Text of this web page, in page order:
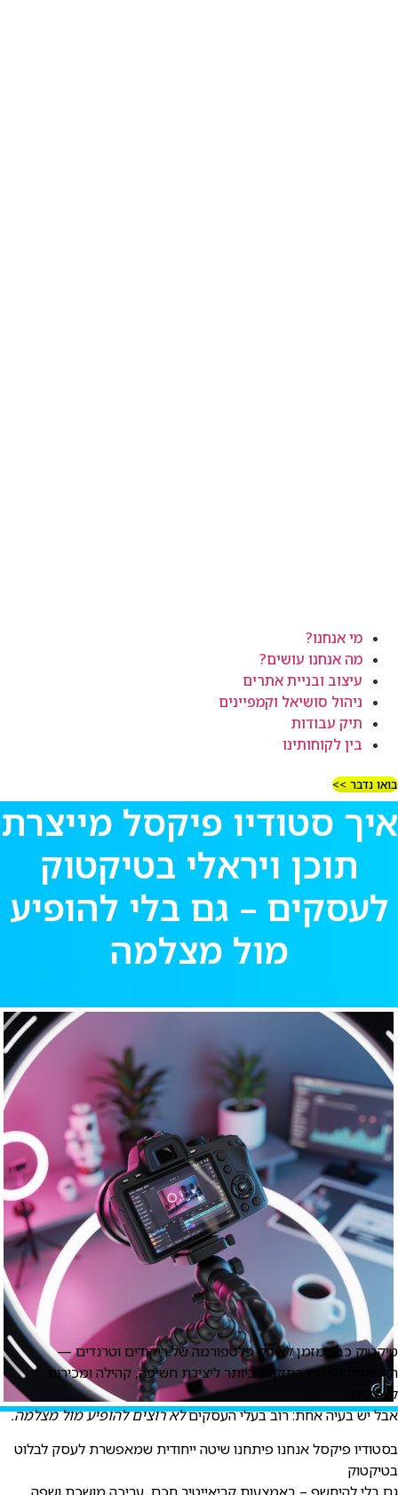
מי אנחנו?
מה אנחנו עושים?
עיצוב ובניית אתרים
ניהול סושיאל וקמפיינים
תיק עבודות
בין לקוחותינו
בואו נדבר >>
איך סטודיו פיקסל מייצרת
תוכן ויראלי בטיקטוק
לעסקים – גם בלי להופיע
מול מצלמה
טיקטוק כבר מזמן לא רק פלטפורמה של ריקודים וטרנדים —
היא אחת הזירות החזקות ביותר ליצירת חשיפה, קהילה ומכירות
לעסקים.
אבל יש בעיה אחת: רוב בעלי העסקיםלא רוצים להופיע מול מצלמה.
בסטודיו פיקסל אנחנו פיתחנו שיטה ייחודית שמאפשרת לעסק לבלוט
בטיקטוק